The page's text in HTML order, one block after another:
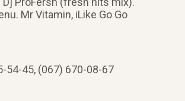
Mr Vitamin, iLike Go Go
54-45, (067) 670-08-67